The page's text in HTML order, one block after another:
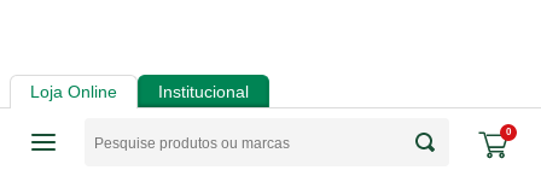
Loja Online Institucional
0